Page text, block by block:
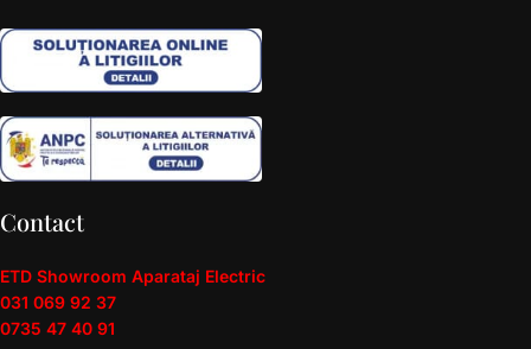
Contact
ETD Showroom Aparataj Electric
031 069 92 37
0735 47 40 91